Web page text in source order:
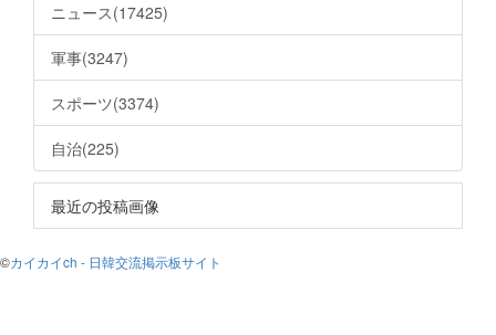
ニュース(17425)
軍事(3247)
スポーツ(3374)
自治(225)
最近の投稿画像
©カイカイch - 日韓交流掲示板サイト